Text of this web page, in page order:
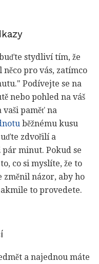
stydliví tím, že
pro vás, zatímco
Podívejte se na
nebo pohled na váš
paměť na
běžnému kusu
zdvořilí a
minut. Pokud se
co si myslíte, že to
změnil názor, aby ho
to provedete.
a najednou máte